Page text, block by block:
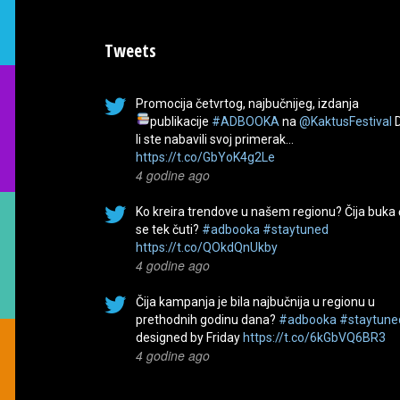
Tweets
Promocija četvrtog, najbučnijeg, izdanja
publikacije #ADBOOKA na @KaktusFestival
li ste nabavili svoj primerak…
https://t.co/GbYoK4g2Le
4 godine ago
Ko kreira trendove u našem regionu? Čija buka
se tek čuti? #adbooka #staytuned
https://t.co/QOkdQnUkby
4 godine ago
Čija kampanja je bila najbučnija u regionu u
prethodnih godinu dana? #adbooka
designed by Friday https://t.co/6kGbVQ6BR3
4 godine ago